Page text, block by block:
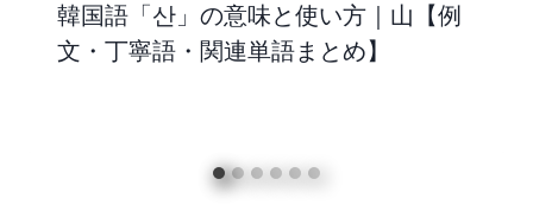
韓国語「산」の意味と使い方｜山【例
文・丁寧語・関連単語まとめ】